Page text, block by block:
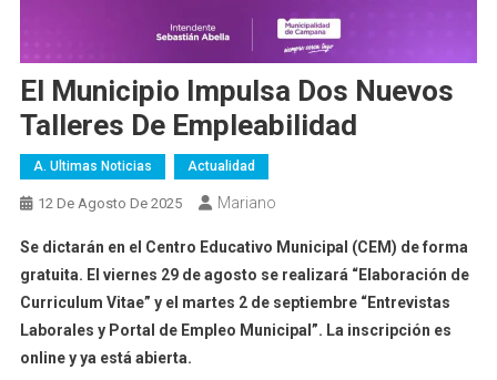
El Municipio Impulsa Dos Nuevos
Talleres De Empleabilidad
A. Ultimas Noticias Actualidad
12 De Agosto De 2025 Mariano
Se dictarán en el Centro Educativo Municipal (CEM) de forma
gratuita. El viernes 29 de agosto se realizará “Elaboración de
Curriculum Vitae” y el martes 2 de septiembre “Entrevistas
Laborales y Portal de Empleo Municipal”. La inscripción es
online y ya está abierta.